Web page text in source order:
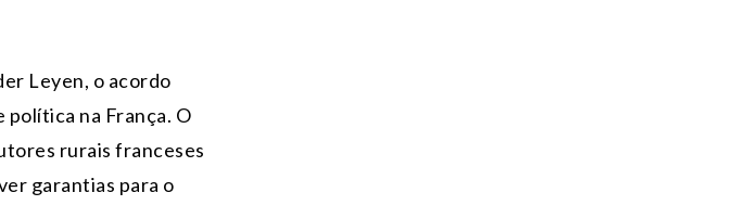
Leyen, o acordo
política na França. O
rurais franceses
garantias para o